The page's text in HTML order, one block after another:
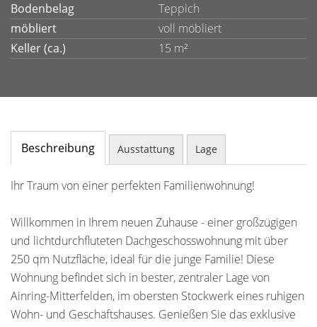
Bodenbelag
Teppich
möbliert
voll möbliert
Keller (ca.)
15 m²
Beschreibung Ausstattung Lage
Ihr Traum von einer perfekten Familienwohnung!
Willkommen in Ihrem neuen Zuhause - einer großzügigen
und lichtdurchfluteten Dachgeschosswohnung mit über
250 qm Nutzfläche, ideal für die junge Familie! Diese
Wohnung befindet sich in bester, zentraler Lage von
Ainring-Mitterfelden, im obersten Stockwerk eines ruhigen
Wohn- und Geschäftshauses. Genießen Sie das exklusive